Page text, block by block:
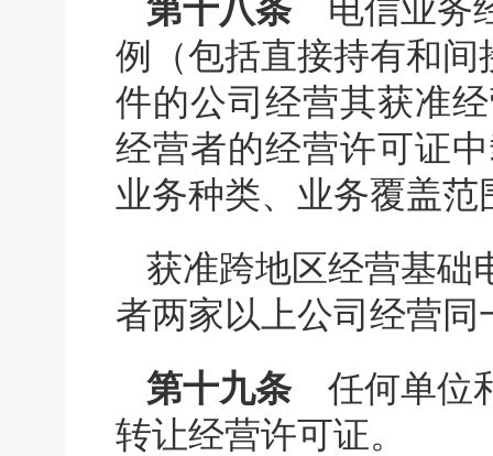
第十八条电信业务经
例（包括直接持有和间
件的公司经营其获准
经营者的经营许可证
业务种类、业务覆盖范
获准跨地区经营基础
者两家以上公司经营
第十九条任何单位和
转让经营许可证。